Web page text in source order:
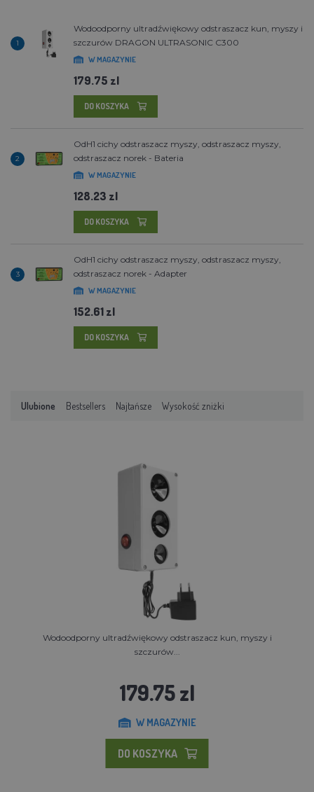
1
Wodoodporny ultradźwiękowy odstraszacz kun, myszy i
szczurów DRAGON ULTRASONIC C300
W MAGAZYNIE
179.75 zl
DO KOSZYKA
2
OdH1 cichy odstraszacz myszy, odstraszacz myszy,
odstraszacz norek - Bateria
W MAGAZYNIE
128.23 zl
DO KOSZYKA
3
OdH1 cichy odstraszacz myszy, odstraszacz myszy,
odstraszacz norek - Adapter
W MAGAZYNIE
152.61 zl
DO KOSZYKA
Ulubione Bestsellers Najtańsze Wysokość zniżki
Wodoodporny ultradźwiękowy odstraszacz kun, myszy i
szczurów...
179.75 zl
W MAGAZYNIE
DO KOSZYKA